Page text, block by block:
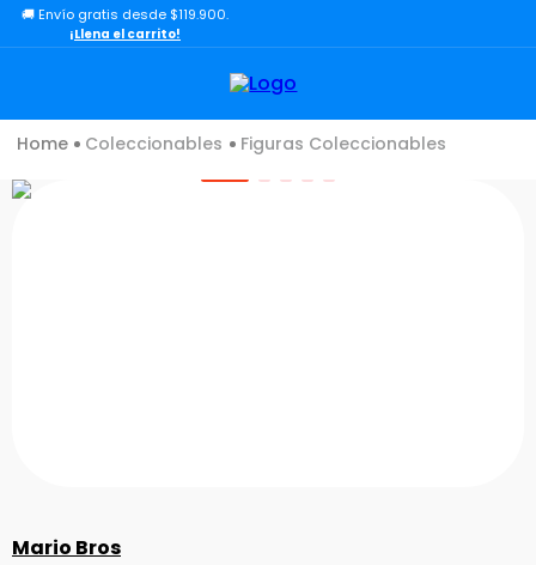
🚚 Envío gratis desde $119.900.
¡Llena el carrito!
Coleccionables Figuras Coleccionables
Mario Bros
TÉRMINOS MÁS BUSCADOS
3.
carro
4